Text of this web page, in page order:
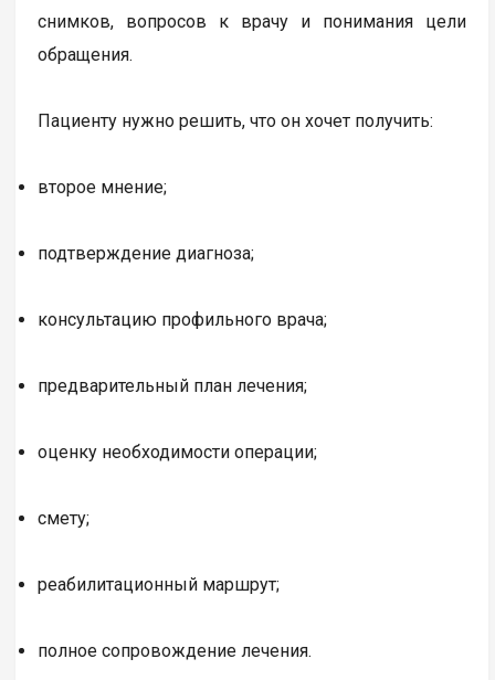
снимков, вопросов к врачу и понимания цели
обращения.
Пациенту нужно решить, что он хочет получить:
второе мнение;
подтверждение диагноза;
консультацию профильного врача;
предварительный план лечения;
оценку необходимости операции;
смету;
реабилитационный маршрут;
полное сопровождение лечения.